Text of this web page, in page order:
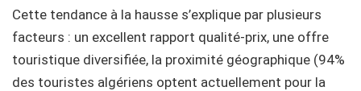
Cette tendance à la hausse s’explique par plusieurs
facteurs : un excellent rapport qualité-prix, une offre
touristique diversifiée, la proximité géographique (94%
des touristes algériens optent actuellement pour la